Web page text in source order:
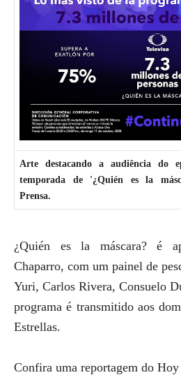
Arte destacando a audiência do
temporada de '¿Quién es la
Prensa.
¿Quién es la máscara? é
Chaparro, com um painel de
Yuri, Carlos Rivera, Consuelo
programa é transmitido aos
Estrellas.
Confira uma reportagem do